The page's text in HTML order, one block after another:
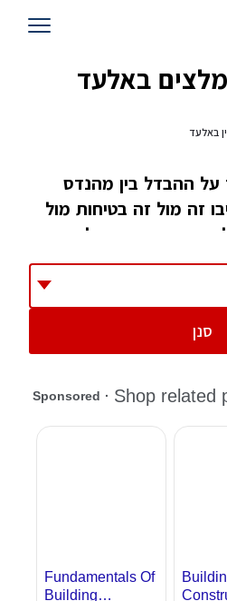
באלעד
באלעד
ההבדל בין מהנדס
זה מול זה בטיחות מול
כמה אחד הולך עם
הלימודים של שני
לא מתעסק בעיצוב
בזמן שאדריכל אחראי כיצד
המראה, המהנדס מעצב
, בכל הרמות. ואין מה
ראשונה היא של
סנן